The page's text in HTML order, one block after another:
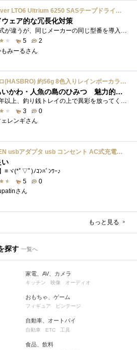
StoreEver LTO6 Ultrium 6250 SASテープドライブ(内蔵型)
ェア的な冗長化対策
接続形式が違うが、同じメーカーの同じ型番を導入しています。製品としてのレビューは下記の方で行っています。いざ使おうとしたときに故障�...
5
2
みーるさん
ハズブロ(HASBRO) 約56g 8色入りレインボーカラーのプレイ・ドー、新学期用品、2才以上のプリスクールの子供向け、子供向けのアート&クラフト 粘土 ねんど、こどもの日、子供の日プレゼント
映画ちいかわ・人魚の島のひみつ 魅力的なビラン：セイレーンを造ってみた
もう１年以上、釣り銭トレイの上で異彩を放ってくれたミャクミャクのマグネット 映画ちいかわ人魚の島のひみつを鑑賞後、素敵なビランのセイ...
3
0
ェレンギさん
UGREEN usbアダプタ usb コンセント AC式充電器 3.1A PSE認証済み 折りたたみ式プラグ 2ポート
い
】≡ヾ(*ﾟ▽ﾟ)ﾉｺﾝﾊﾞﾝﾜｰ♪
5
0
さん
もっと見る
探す 一覧へ
家電、AV、カメラ
キッチン 映像 オーディオ
おもちゃ、ゲーム
フィギュア ビンテージ
自動車、オートバイ
自動車 ETC 工具
食品、飲料